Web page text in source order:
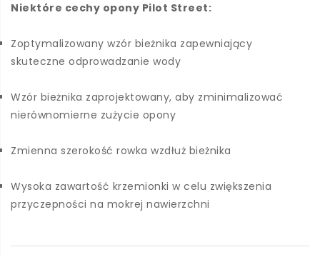
Niektóre cechy opony Pilot Street:
Zoptymalizowany wzór bieżnika zapewniający
skuteczne odprowadzanie wody
Wzór bieżnika zaprojektowany, aby zminimalizować
nierównomierne zużycie opony
Zmienna szerokość rowka wzdłuż bieżnika
Wysoka zawartość krzemionki w celu zwiększenia
przyczepności na mokrej nawierzchni